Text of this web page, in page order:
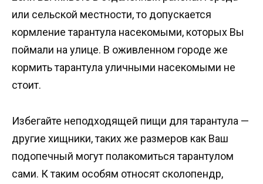
или сельской местности, то допускается
кормление тарантула насекомыми, которых Вы
поймали на улице. В оживленном городе же
кормить тарантула уличными насекомыми не
стоит.
Избегайте неподходящей пищи для тарантула —
другие хищники, таких же размеров как Ваш
подопечный могут полакомиться тарантулом
сами. К таким особям относят сколопендр,